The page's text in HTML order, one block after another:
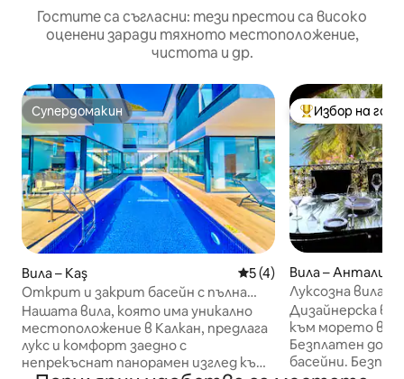
Гостите са съгласни: тези престои са високо
оценени заради тяхното местоположение,
чистота и др.
Супердомакин
Супердомакин
Вила – Kaş Средна оценка: 5 от 5,
5 (4)
Открит и закрит басейн с пълна
гледка към морето
Нашата вила, която има уникално
местоположение в Калкан, предлага
лукс и комфорт заедно с
непрекъснат панорамен изглед към
Най-популярен
Избор на
Вила – Анталия
Луксозна вила с
морето в
Дизайнерска
към морето във
Безплатен
басейни. Безплатен